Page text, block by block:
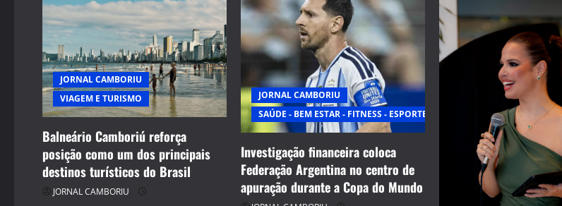
v
i
g
a
t
i
JORNAL CAMBORIU
VIAGEM E TURISMO
Balneário Camboriú reforça
posição como um dos principais
destinos turísticos do Brasil
JORNAL CAMBORIU
JORNAL CAMBORIU
SAÚDE - BEM ESTAR - FITNESS - ESPORTE
Investigação financeira coloca
Federação Argentina no centro de
apuração durante a Copa do Mundo